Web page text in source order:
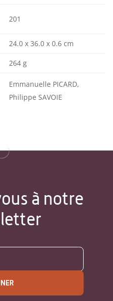
201
24.0 x 36.0 x 0.6 cm
264 g
Emmanuelle PICARD,
Philippe SAVOIE
à notre